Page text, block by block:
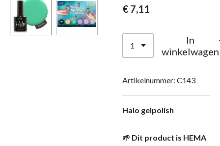
€ 7,11
In
winkelwagen
Artikelnummer: C143
Halo gelpolish
🌱 Dit product is HEMA